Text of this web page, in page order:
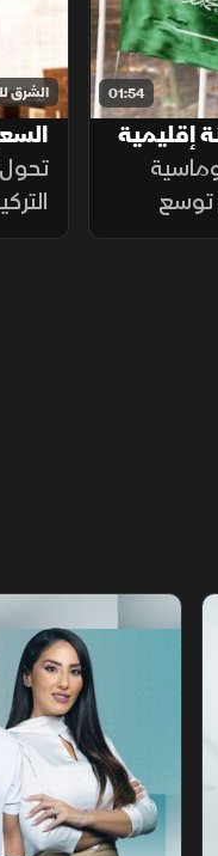
01:54
إقليمية
توسع
والطاقة،
الشرق
الخبر الآخر